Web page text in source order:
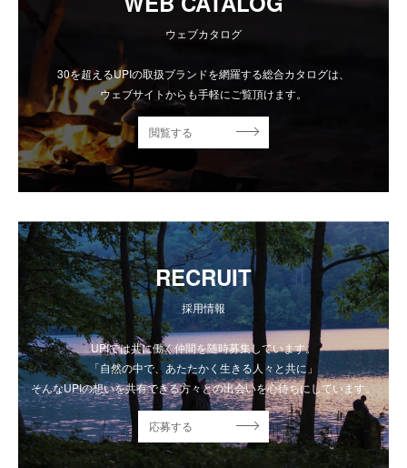
ウェブカタログ
30を超えるUPIの取扱ブランドを網羅する総合カタログは、
ウェブサイトからも手軽にご覧頂けます。
閲覧する
RECRUIT
採用情報
UPIでは共に働く仲間を随時募集しています。
「自然の中で、あたたかく生きる人々と共に」
そんなUPIの想いを共有できる方々との出会いを心待ちにしています。
応募する